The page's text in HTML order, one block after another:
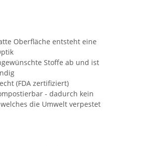
Oberfläche entsteht eine
Stoffe ab und ist
(FDA zertifiziert)
- dadurch kein
die Umwelt verpestet